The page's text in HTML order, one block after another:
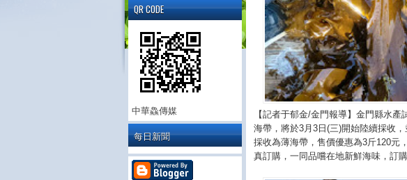
【記者于郁金/金門報導】金門縣水
海帶，將於3月3日(三)開始陸續採收
採收為薄海帶，售價優惠為3斤120元
真訂購，一同品嚐在地新鮮海味，訂
QR CODE
中華鱻傳媒
每日新聞